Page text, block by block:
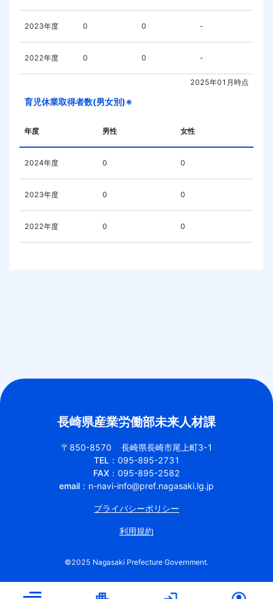
2023年度 0 0 -
2022年度 0 0 -
2025年01月時点
育児休業取得者数(男女別)※
年度 男性 女性
2024年度 0 0
2023年度 0 0
2022年度 0 0
長崎県産業労働部未来人材課
〒850-8570
長崎県長崎市尾上町3-1
TEL： 095-895-2731
FAX： 095-895-2582
email： n-navi-info@pref.nagasaki.lg.jp
プライバシーポリシー
利用規約
©︎2025 Nagasaki Prefecture Government.